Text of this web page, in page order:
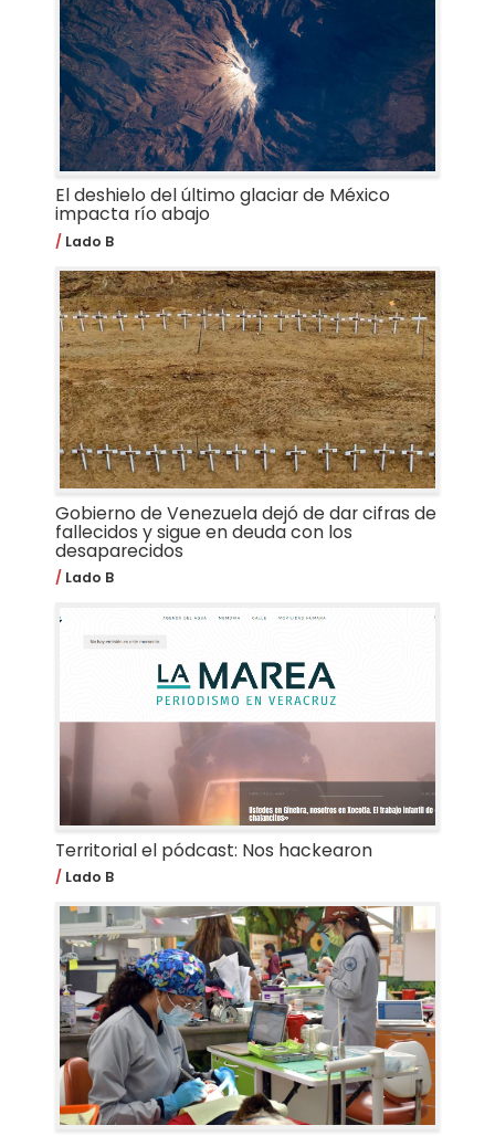
El deshielo del último glaciar de México
impacta río abajo
Lado B
Gobierno de Venezuela dejó de dar cifras de
fallecidos y sigue en deuda con los
desaparecidos
Lado B
Territorial el pódcast: Nos hackearon
Lado B